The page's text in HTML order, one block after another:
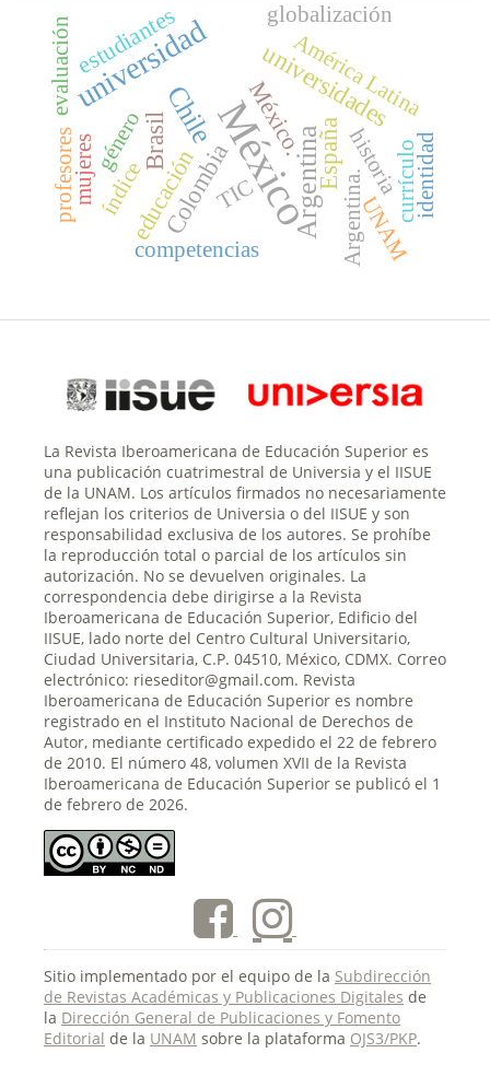
México
universidad
Argentina
Chile
Colombia España
universidades
Brasil
educación
estudiantes
México.
género
evaluación
competencias Argentina.
América Latina
historia
índice TIC currículo
mujeres
globalización
profesores
UNAM
identidad
La Revista Iberoamericana de Educación Superior es
una publicación cuatrimestral de Universia y el IISUE
de la UNAM. Los artículos firmados no necesariamente
reflejan los criterios de Universia o del IISUE y son
responsabilidad exclusiva de los autores. Se prohíbe
la reproducción total o parcial de los artículos sin
autorización. No se devuelven originales. La
correspondencia debe dirigirse a la Revista
Iberoamericana de Educación Superior, Edificio del
IISUE, lado norte del Centro Cultural Universitario,
Ciudad Universitaria, C.P. 04510, México, CDMX. Correo
electrónico: rieseditor@gmail.com. Revista
Iberoamericana de Educación Superior es nombre
registrado en el Instituto Nacional de Derechos de
Autor, mediante certificado expedido el 22 de febrero
de 2010. El número 48, volumen XVII de la Revista
Iberoamericana de Educación Superior se publicó el 1
de febrero de 2026.
Sitio implementado por el equipo de la Subdirección
de Revistas Académicas y Publicaciones Digitales de
la Dirección General de Publicaciones y Fomento
Editorial de la UNAM sobre la plataforma OJS3/PKP.